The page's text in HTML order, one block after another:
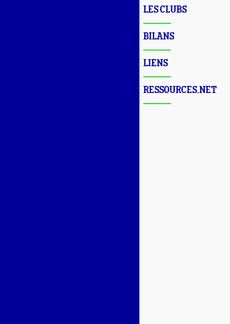
LES CLUBS
BILANS
LIENS
RESSOURCES.NET